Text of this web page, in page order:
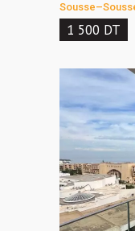
Sousse–
1 500 DT